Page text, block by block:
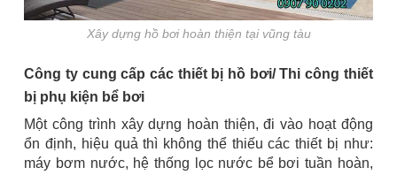
Xây dựng hồ bơi hoàn thiện tại vũng tàu
Công ty cung cấp các thiết bị hồ bơi/ Thi công thiết
bị phụ kiện bể bơi
Một công trình xây dựng hoàn thiện, đi vào hoạt động
ổn định, hiệu quả thì không thể thiếu các thiết bị như:
máy bơm nước, hệ thống lọc nước bể bơi tuần hoàn,